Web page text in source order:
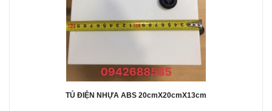
TỦ ĐIỆN NHỰA ABS 20cmX20cmX13cm